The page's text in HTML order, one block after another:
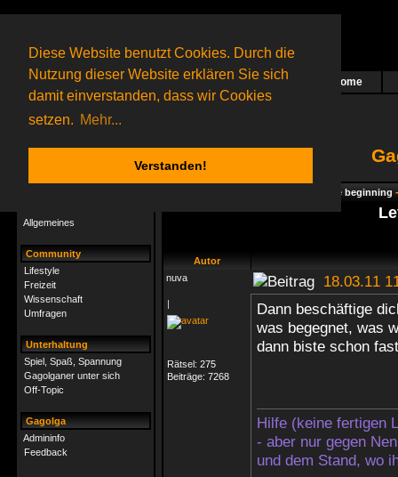
Diese Website benutzt Cookies. Durch die
Nutzung dieser Website erklären Sie sich
damit einverstanden, dass wir Cookies
setzen. Mehr...
Verstanden!
Das nächste Rätsel ist in Arbeit Home
87 Gagolganeronline(0 registrierte und 87 Gäste)
Gagolganer:
9732Rätsel online:
Allgemeines
Community
Lifestyle
Freizeit
Wissenschaft
Umfragen
Unterhaltung
Spiel, Spaß, Spannung
Gagolganer unter sich
Off-Topic
Gagolga
Admininfo
Feedback
Gagolga - The beginning
Autor
nuva
18.03.11
|
Rätsel: 275
Beiträge: 7268
Dann beschäftige
was begegnet, was
dann biste schon
Hilfe (keine fertigen
- aber nur gegen
und dem Stand, wo